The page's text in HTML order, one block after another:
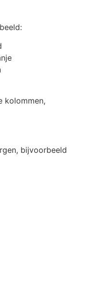
kolommen,
bijvoorbeeld